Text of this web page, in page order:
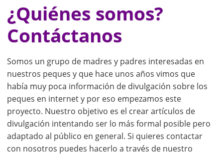
¿Quiénes somos?
Contáctanos
Somos un grupo de madres y padres interesadas en
nuestros peques y que hace unos años vimos que
había muy poca información de divulgación sobre los
peques en internet y por eso empezamos este
proyecto. Nuestro objetivo es el crear artículos de
divulgación intentando ser lo más formal posible pero
adaptado al público en general. Si quieres contactar
con nosotros puedes hacerlo a través de nuestro